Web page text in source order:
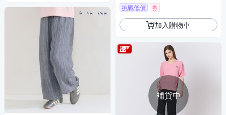
挑戰低價 券
加入購物車
補貨中